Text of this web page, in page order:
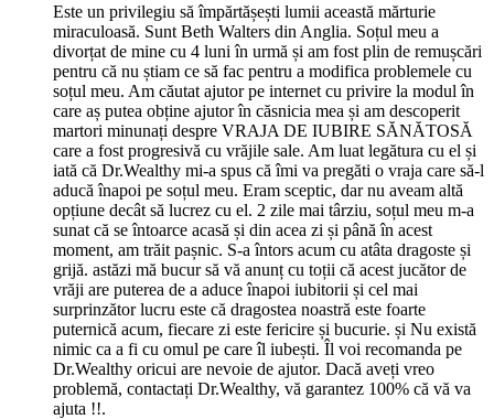
Este un privilegiu să împărtășești lumii această mărturie
miraculoasă. Sunt Beth Walters din Anglia. Soțul meu a
divorțat de mine cu 4 luni în urmă și am fost plin de remușcări
pentru că nu știam ce să fac pentru a modifica problemele cu
soțul meu. Am căutat ajutor pe internet cu privire la modul în
care aș putea obține ajutor în căsnicia mea și am descoperit
martori minunați despre VRAJA DE IUBIRE SĂNĂTOSĂ
care a fost progresivă cu vrăjile sale. Am luat legătura cu el și
iată că Dr.Wealthy mi-a spus că îmi va pregăti o vraja care să-l
aducă înapoi pe soțul meu. Eram sceptic, dar nu aveam altă
opțiune decât să lucrez cu el. 2 zile mai târziu, soțul meu m-a
sunat că se întoarce acasă și din acea zi și până în acest
moment, am trăit pașnic. S-a întors acum cu atâta dragoste și
grijă. astăzi mă bucur să vă anunț cu toții că acest jucător de
vrăji are puterea de a aduce înapoi iubitorii și cel mai
surprinzător lucru este că dragostea noastră este foarte
puternică acum, fiecare zi este fericire și bucurie. și Nu există
nimic ca a fi cu omul pe care îl iubești. Îl voi recomanda pe
Dr.Wealthy oricui are nevoie de ajutor. Dacă aveți vreo
problemă, contactați Dr.Wealthy, vă garantez 100% că vă va
ajuta !!.